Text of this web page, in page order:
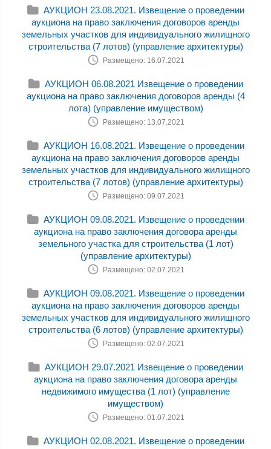
АУКЦИОН 23.08.2021. Извещение о проведении
аукциона на право заключения договоров аренды
земельных участков для индивидуального жилищного
строительства (7 лотов) (управление архитектуры)
Размещено: 16.07.2021
АУКЦИОН 06.08.2021 Извещение о проведении
аукциона на право заключения договоров аренды (4
лота) (управление имуществом)
Размещено: 13.07.2021
АУКЦИОН 16.08.2021. Извещение о проведении
аукциона на право заключения договоров аренды
земельных участков для индивидуального жилищного
строительства (7 лотов) (управление архитектуры)
Размещено: 09.07.2021
АУКЦИОН 09.08.2021. Извещение о проведении
аукциона на право заключения договора аренды
земельного участка для строительства (1 лот)
(управление архитектуры)
Размещено: 02.07.2021
АУКЦИОН 09.08.2021. Извещение о проведении
аукциона на право заключения договоров аренды
земельных участков для индивидуального жилищного
строительства (6 лотов) (управление архитектуры)
Размещено: 02.07.2021
АУКЦИОН 29.07.2021 Извещение о проведении
аукциона на право заключения договора аренды
недвижимого имущества (1 лот) (управление
имуществом)
Размещено: 01.07.2021
АУКЦИОН 02.08.2021. Извещение о проведении